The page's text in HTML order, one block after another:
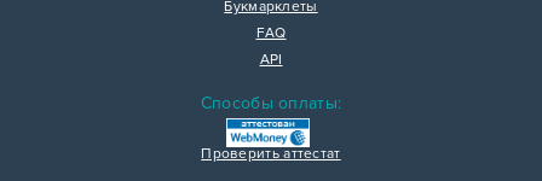
Букмарклеты
FAQ
API
Способы оплаты:
Проверить аттестат